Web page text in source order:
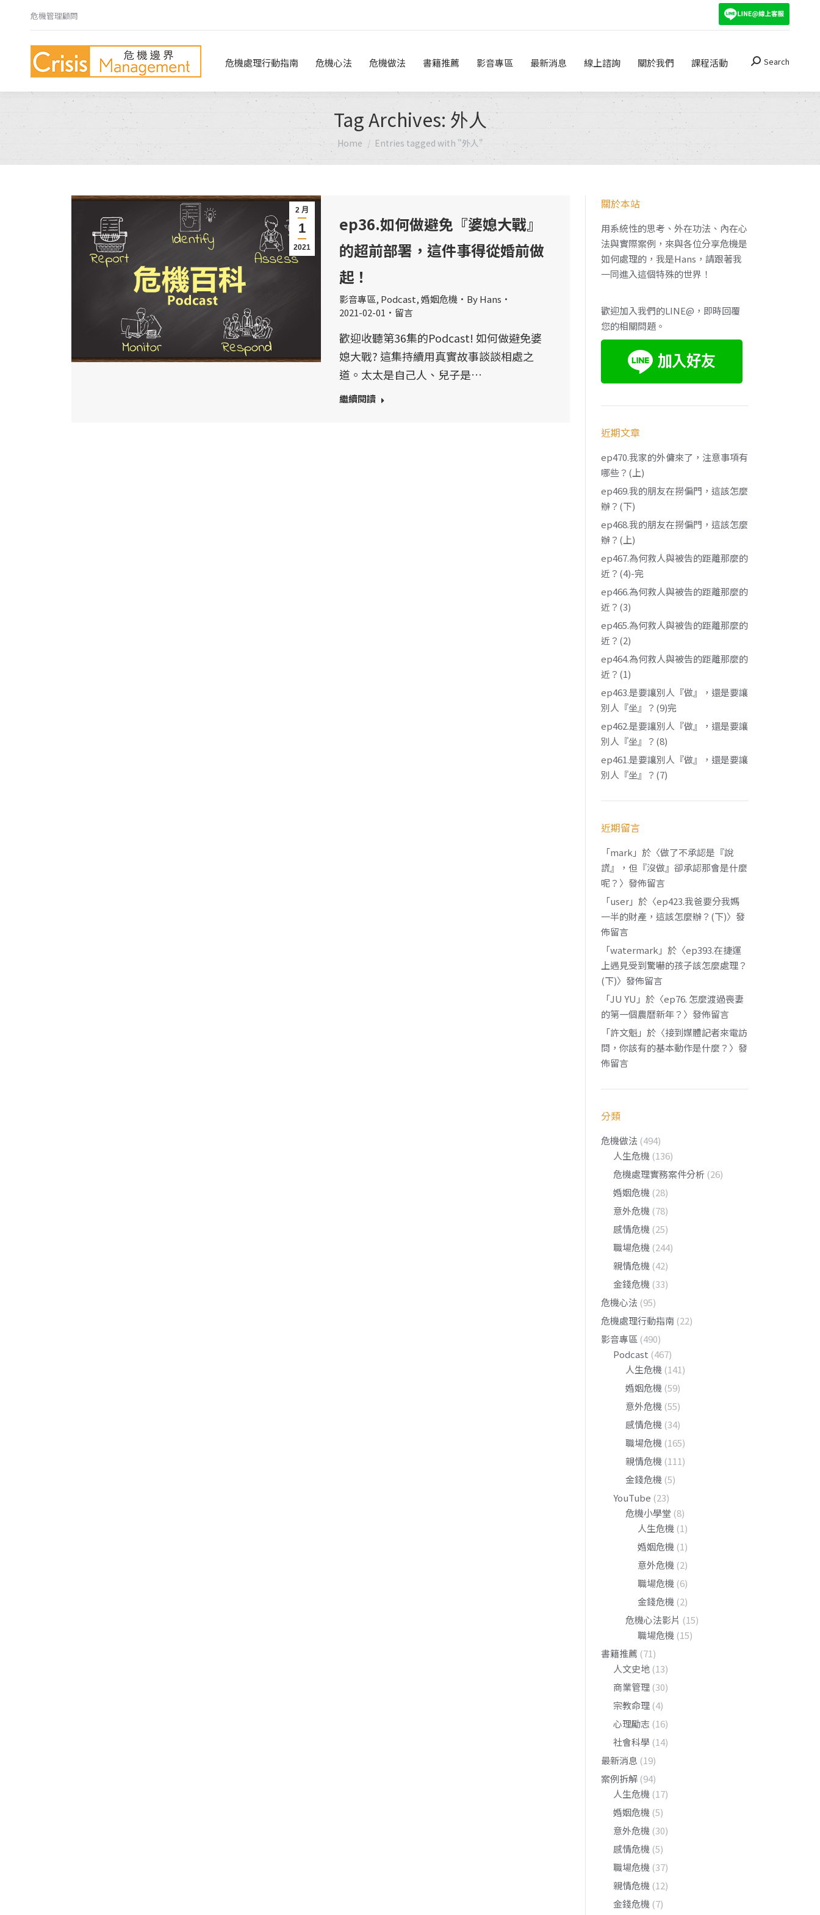
危機管理顧問
危機處理行動指南 危機心法 危機做法 書籍推薦 影音專區 最新消息 線上諮詢 關於我們 課程活動 Search:
Search
Tag Archives:外人
You are here:
Home Entries tagged with "外人"
2 月
1
2021
ep36.如何做避免『婆媳大戰』
的超前部署，這件事得從婚前做
起！
影音專區, Podcast,婚姻危機 ByHans
2021-02-01
留言
歡迎收聽第36集的Podcast! 如何做避免婆
媳大戰? 這集持續用真實故事談談相處之
道。太太是自己人、兒子是…
繼續閱讀
關於本站
用系統性的思考、外在功法、內在心
法與實際案例，來與各位分享危機是
如何處理的，我是Hans，請跟著我
一同進入這個特殊的世界！
歡迎加入我們的LINE@，即時回覆
您的相關問題。
近期文章
ep470.我家的外傭來了，注意事項有
哪些？(上)
ep469.我的朋友在撈偏門，這該怎麼
辦？(下)
ep468.我的朋友在撈偏門，這該怎麼
辦？(上)
ep467.為何救人與被告的距離那麼的
近？(4)-完
ep466.為何救人與被告的距離那麼的
近？(3)
ep465.為何救人與被告的距離那麼的
近？(2)
ep464.為何救人與被告的距離那麼的
近？(1)
ep463.是要讓別人『做』，還是要讓
別人『坐』？(9)完
ep462.是要讓別人『做』，還是要讓
別人『坐』？(8)
ep461.是要讓別人『做』，還是要讓
別人『坐』？(7)
近期留言
「mark 」於〈做了不承認是『說
謊』，但『沒做』卻承認那會是什麼
呢？ 〉發佈留言
「user」於〈ep423.我爸要分我媽
一半的財產，這該怎麼辦？(下)〉發
佈留言
「watermark 」於〈ep393.在捷運
上遇見受到驚嚇的孩子該怎麼處理？
(下)〉發佈留言
「JU YU 」於〈ep76. 怎麼渡過喪妻
的第一個農曆新年？ 〉發佈留言
「許文魁」於〈接到媒體記者來電訪
問，你該有的基本動作是什麼？ 〉發
佈留言
分類
危機做法 (494)
人生危機 (136)
危機處理實務案件分析 (26)
婚姻危機 (28)
意外危機 (78)
感情危機 (25)
職場危機 (244)
親情危機 (42)
金錢危機 (33)
危機心法 (95)
危機處理行動指南 (22)
影音專區 (490)
Podcast (467)
人生危機 (141)
婚姻危機 (59)
意外危機 (55)
感情危機 (34)
職場危機 (165)
親情危機 (111)
金錢危機 (5)
YouTube (23)
危機小學堂 (8)
人生危機 (1)
婚姻危機 (1)
意外危機 (2)
職場危機 (6)
金錢危機 (2)
危機心法影片 (15)
職場危機 (15)
書籍推薦 (71)
人文史地 (13)
商業管理 (30)
宗教命理 (4)
心理勵志 (16)
社會科學 (14)
最新消息 (19)
案例拆解 (94)
人生危機 (17)
婚姻危機 (5)
意外危機 (30)
感情危機 (5)
職場危機 (37)
親情危機 (12)
金錢危機 (7)